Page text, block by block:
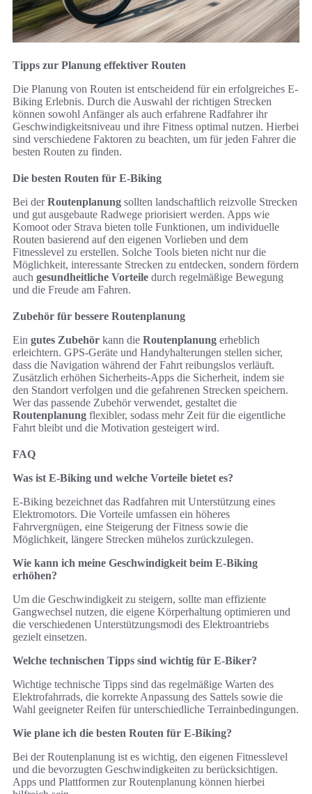
Tipps zur Planung effektiver Routen
Die Planung von Routen ist entscheidend für ein erfolgreiches E-
Biking Erlebnis. Durch die Auswahl der richtigen Strecken
können sowohl Anfänger als auch erfahrene Radfahrer ihr
Geschwindigkeitsniveau und ihre Fitness optimal nutzen. Hierbei
sind verschiedene Faktoren zu beachten, um für jeden Fahrer die
besten Routen zu finden.
Die besten Routen für E-Biking
Bei derRoutenplanung sollten landschaftlich reizvolle Strecken
und gut ausgebaute Radwege priorisiert werden. Apps wie
Komoot oder Strava bieten tolle Funktionen, um individuelle
Routen basierend auf den eigenen Vorlieben und dem
Fitnesslevel zu erstellen. Solche Tools bieten nicht nur die
Möglichkeit, interessante Strecken zu entdecken, sondern fördern
auch gesundheitliche Vorteile durch regelmäßige Bewegung
und die Freude am Fahren.
Zubehör für bessere Routenplanung
Ein gutes Zubehör kann die Routenplanung erheblich
erleichtern. GPS-Geräte und Handyhalterungen stellen sicher,
dass die Navigation während der Fahrt reibungslos verläuft.
Zusätzlich erhöhen Sicherheits-Apps die Sicherheit, indem sie
den Standort verfolgen und die gefahrenen Strecken speichern.
Wer das passende Zubehör verwendet, gestaltet die
Routenplanung flexibler, sodass mehr Zeit für die eigentliche
Fahrt bleibt und die Motivation gesteigert wird.
FAQ
Was ist E-Biking und welche Vorteile bietet es?
E-Biking bezeichnet das Radfahren mit Unterstützung eines
Elektromotors. Die Vorteile umfassen ein höheres
Fahrvergnügen, eine Steigerung der Fitness sowie die
Möglichkeit, längere Strecken mühelos zurückzulegen.
Wie kann ich meine Geschwindigkeit beim E-Biking
erhöhen?
Um die Geschwindigkeit zu steigern, sollte man effiziente
Gangwechsel nutzen, die eigene Körperhaltung optimieren und
die verschiedenen Unterstützungsmodi des Elektroantriebs
gezielt einsetzen.
Welche technischen Tipps sind wichtig für E-Biker?
Wichtige technische Tipps sind das regelmäßige Warten des
Elektrofahrrads, die korrekte Anpassung des Sattels sowie die
Wahl geeigneter Reifen für unterschiedliche Terrainbedingungen.
Wie plane ich die besten Routen für E-Biking?
Bei der Routenplanung ist es wichtig, den eigenen Fitnesslevel
und die bevorzugten Geschwindigkeiten zu berücksichtigen.
Apps und Plattformen zur Routenplanung können hierbei